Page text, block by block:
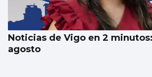
Noticias de Vigo en 2
agosto